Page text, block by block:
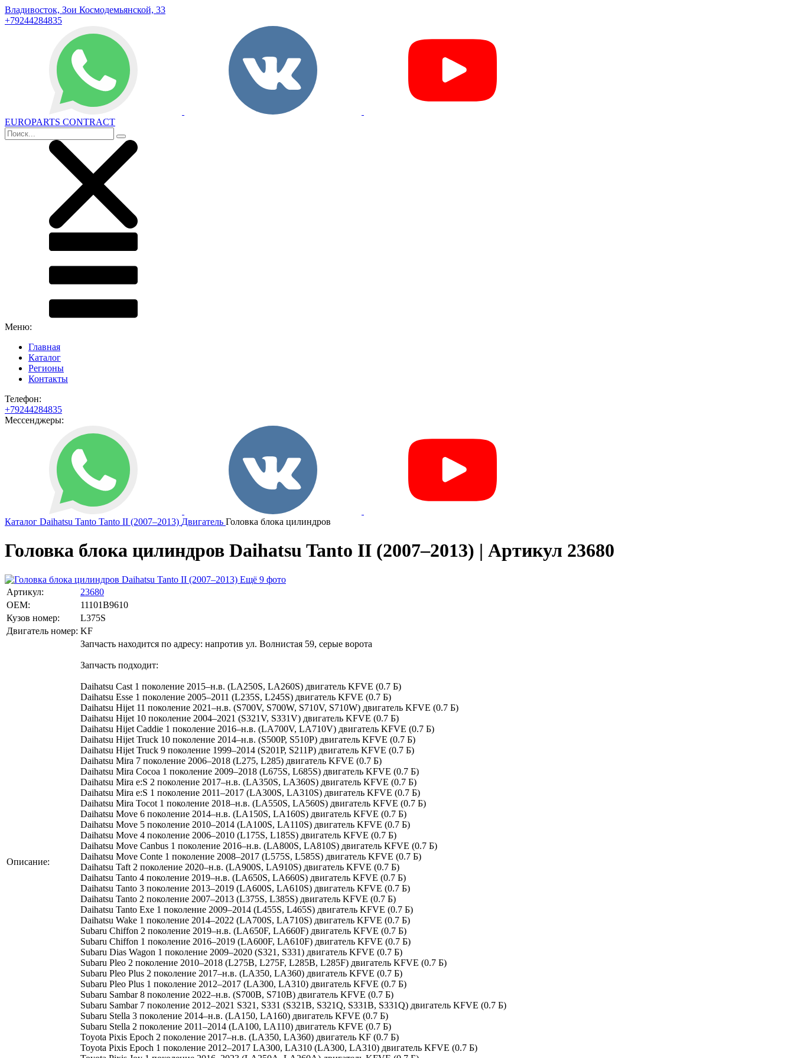
Владивосток, Зои Космодемьянской, 33
+79244284835
EUROPARTS CONTRACT
Меню:
Главная
Каталог
Регионы
Контакты
Телефон:
+79244284835
Мессенджеры:
Каталог Daihatsu Tanto Tanto II (2007–2013) Двигатель Головка блока цилиндров
Головка блока цилиндров Daihatsu Tanto II (2007–2013) | Артикул 23680
Ещё 9 фото
Артикул:
23680
OEM:
11101B9610
Кузов номер:
L375S
Двигатель номер: KF
Описание:
Запчасть находится по адресу: напротив ул. Волнистая 59, серые ворота
Запчасть подходит:
Daihatsu Cast 1 поколение 2015–н.в. (LA250S, LA260S) двигатель KFVE (0.7 Б)
Daihatsu Esse 1 поколение 2005–2011 (L235S, L245S) двигатель KFVE (0.7 Б)
Daihatsu Hijet 11 поколение 2021–н.в. (S700V, S700W, S710V, S710W) двигатель KFVE (0.7 Б)
Daihatsu Hijet 10 поколение 2004–2021 (S321V, S331V) двигатель KFVE (0.7 Б)
Daihatsu Hijet Caddie 1 поколение 2016–н.в. (LA700V, LA710V) двигатель KFVE (0.7 Б)
Daihatsu Hijet Truck 10 поколение 2014–н.в. (S500P, S510P) двигатель KFVE (0.7 Б)
Daihatsu Hijet Truck 9 поколение 1999–2014 (S201P, S211P) двигатель KFVE (0.7 Б)
Daihatsu Mira 7 поколение 2006–2018 (L275, L285) двигатель KFVE (0.7 Б)
Daihatsu Mira Cocoa 1 поколение 2009–2018 (L675S, L685S) двигатель KFVE (0.7 Б)
Daihatsu Mira e:S 2 поколение 2017–н.в. (LA350S, LA360S) двигатель KFVE (0.7 Б)
Daihatsu Mira e:S 1 поколение 2011–2017 (LA300S, LA310S) двигатель KFVE (0.7 Б)
Daihatsu Mira Tocot 1 поколение 2018–н.в. (LA550S, LA560S) двигатель KFVE (0.7 Б)
Daihatsu Move 6 поколение 2014–н.в. (LA150S, LA160S) двигатель KFVE (0.7 Б)
Daihatsu Move 5 поколение 2010–2014 (LA100S, LA110S) двигатель KFVE (0.7 Б)
Daihatsu Move 4 поколение 2006–2010 (L175S, L185S) двигатель KFVE (0.7 Б)
Daihatsu Move Canbus 1 поколение 2016–н.в. (LA800S, LA810S) двигатель KFVE (0.7 Б)
Daihatsu Move Conte 1 поколение 2008–2017 (L575S, L585S) двигатель KFVE (0.7 Б)
Daihatsu Taft 2 поколение 2020–н.в. (LA900S, LA910S) двигатель KFVE (0.7 Б)
Daihatsu Tanto 4 поколение 2019–н.в. (LA650S, LA660S) двигатель KFVE (0.7 Б)
Daihatsu Tanto 3 поколение 2013–2019 (LA600S, LA610S) двигатель KFVE (0.7 Б)
Daihatsu Tanto 2 поколение 2007–2013 (L375S, L385S) двигатель KFVE (0.7 Б)
Daihatsu Tanto Exe 1 поколение 2009–2014 (L455S, L465S) двигатель KFVE (0.7 Б)
Daihatsu Wake 1 поколение 2014–2022 (LA700S, LA710S) двигатель KFVE (0.7 Б)
Subaru Chiffon 2 поколение 2019–н.в. (LA650F, LA660F) двигатель KFVE (0.7 Б)
Subaru Chiffon 1 поколение 2016–2019 (LA600F, LA610F) двигатель KFVE (0.7 Б)
Subaru Dias Wagon 1 поколение 2009–2020 (S321, S331) двигатель KFVE (0.7 Б)
Subaru Pleo 2 поколение 2010–2018 (L275B, L275F, L285B, L285F) двигатель KFVE (0.7 Б)
Subaru Pleo Plus 2 поколение 2017–н.в. (LA350, LA360) двигатель KFVE (0.7 Б)
Subaru Pleo Plus 1 поколение 2012–2017 (LA300, LA310) двигатель KFVE (0.7 Б)
Subaru Sambar 8 поколение 2022–н.в. (S700B, S710B) двигатель KFVE (0.7 Б)
Subaru Sambar 7 поколение 2012–2021 S321, S331 (S321B, S321Q, S331B, S331Q) двигатель KFVE (0.7 Б)
Subaru Stella 3 поколение 2014–н.в. (LA150, LA160) двигатель KFVE (0.7 Б)
Subaru Stella 2 поколение 2011–2014 (LA100, LA110) двигатель KFVE (0.7 Б)
Toyota Pixis Epoch 2 поколение 2017–н.в. (LA350, LA360) двигатель KF (0.7 Б)
Toyota Pixis Epoch 1 поколение 2012–2017 LA300, LA310 (LA300, LA310) двигатель KFVE (0.7 Б)